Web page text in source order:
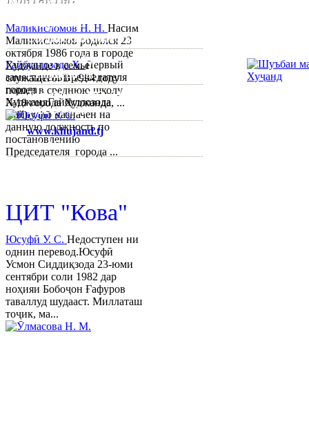
Гайбуллозода Х.Первый
заместитель председателя
города
ХуджандГайбуллозода
Хайрулло назначен на
данную должность по
постановлению
Председателя города ...
Маликисломов Н. Н. Насим
Маликисломов родился 23
октября 1986 года в городе
Худжанде в семье
служащего. В 1994 году
пошел в среднюю школу
№18 города Худжанда, ...
Юсуфӣ У. C. Недоступен ни
однин перевод.Юсуфӣ
Усмон Сиддиқзода 23-юми
сентябри соли 1982 дар
ноҳияи Бобоҷон Ғафуров
таваллуд шудааст. Миллаташ
тоҷик, ма...
Республика Таджикистан,
Согдийскый область,
город Худжанд, проспект
Р.Набиева 39.
Тел:/Факс:992 3422 6-02-44, 992
3422 6-74-28
www.khujand.tj,
mihd.khujand@gmail.com
ЦИТ "Кова"